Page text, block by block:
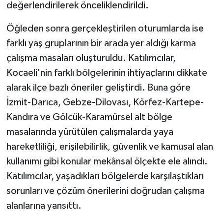
değerlendirilerek önceliklendirildi.
Öğleden sonra gerçekleştirilen oturumlarda ise
farklı yaş gruplarının bir arada yer aldığı karma
çalışma masaları oluşturuldu. Katılımcılar,
Kocaeli'nin farklı bölgelerinin ihtiyaçlarını dikkate
alarak ilçe bazlı öneriler geliştirdi. Buna göre
İzmit-Darıca, Gebze-Dilovası, Körfez-Kartepe-
Kandıra ve Gölcük-Karamürsel alt bölge
masalarında yürütülen çalışmalarda yaya
hareketliliği, erişilebilirlik, güvenlik ve kamusal alan
kullanımı gibi konular mekânsal ölçekte ele alındı.
Katılımcılar, yaşadıkları bölgelerde karşılaştıkları
sorunları ve çözüm önerilerini doğrudan çalışma
alanlarına yansıttı.